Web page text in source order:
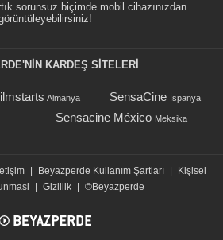
sorunsuz biçimde mobil cihazınızdan
KARDEŞ SİTELERİ
Almanya SensaCine İspanya
Sensacine México Meksika
İletişim Beyazperde Kullanım Şartları
Kişisel
Gizlilik ©Beyazperde